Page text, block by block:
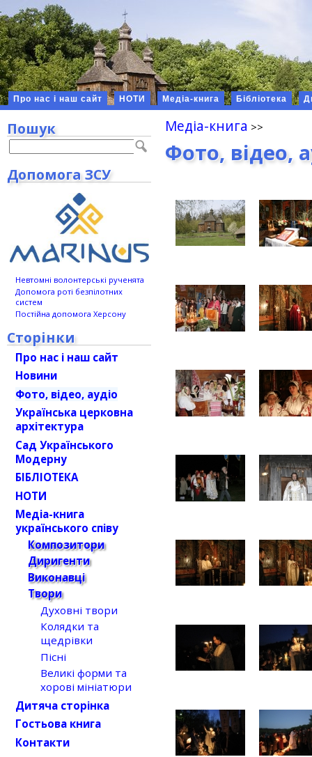
Про нас і наш сайт НОТИ Медіа-книга Бібліотека
Медіа-книга
Фото, відео,
Пошук
Допомога ЗСУ
Невтомні волонтерські рученята
Допомога роті безпілотних
систем
Постійна допомога Херсону
Сторінки
Про нас і наш сайт
Новини
Фото, відео, аудіо
Українська церковна
архітектура
Сад Українського
Модерну
БІБЛІОТЕКА
НОТИ
Медіа-книга
українського співу
Композитори
Диригенти
Виконавці
Твори
Духовні твори
Колядки та
щедрівки
Пісні
Великі форми та
хорові мініатюри
Дитяча сторінка
Гостьова книга
Контакти